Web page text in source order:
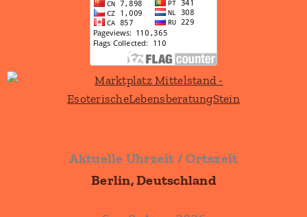
Aktuelle Uhrzeit / Ortszeit
Berlin, Deutschland